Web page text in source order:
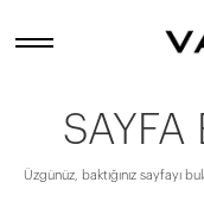
SAYFA
Üzgünüz, baktığınız sayfayı